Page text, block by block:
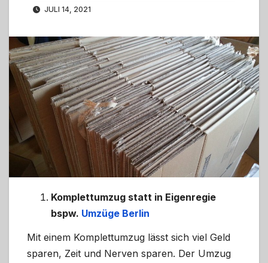
JULI 14, 2021
Komplettumzug statt in Eigenregie
bspw. Umzüge Berlin
Mit einem Komplettumzug lässt sich viel Geld
sparen, Zeit und Nerven sparen. Der Umzug